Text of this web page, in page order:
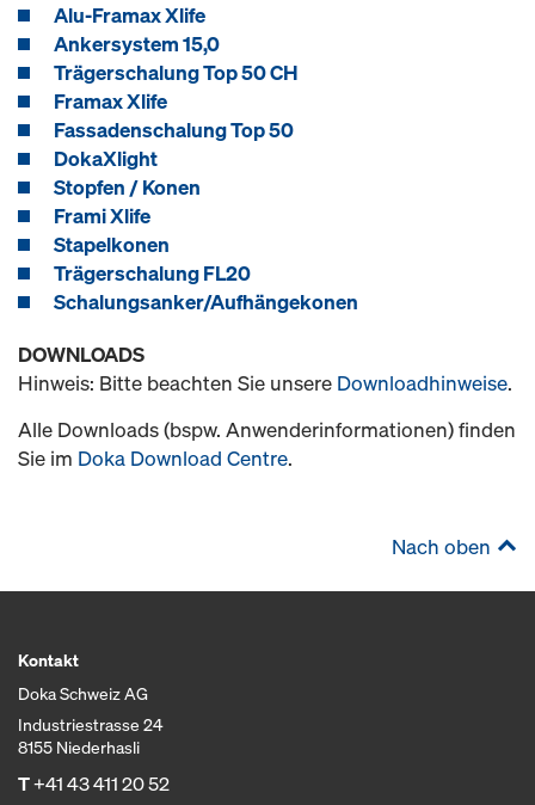
Alu-Framax Xlife
Ankersystem 15,0
Trägerschalung Top 50 CH
Framax Xlife
Fassadenschalung Top 50
DokaXlight
Stopfen / Konen
Frami Xlife
Stapelkonen
Trägerschalung FL20
Schalungsanker/Aufhängekonen
DOWNLOADS
Hinweis: Bitte beachten Sie unsere Downloadhinweise.
Alle Downloads (bspw. Anwenderinformationen) finden
Sie im Doka Download Centre.
Nach oben
Kontakt
Doka Schweiz AG
Industriestrasse 24
8155 Niederhasli
T+41 43 411 20 52